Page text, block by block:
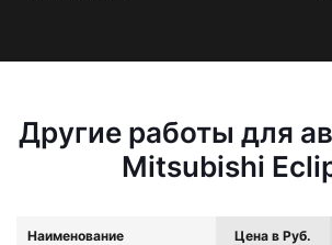
Другие работы для
Mitsubishi
Наименование Цена в Руб.